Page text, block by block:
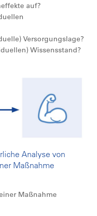
auf?
Versorgungslage?
Wissensstand?
Analyse von
Maßnahme
Maßnahme